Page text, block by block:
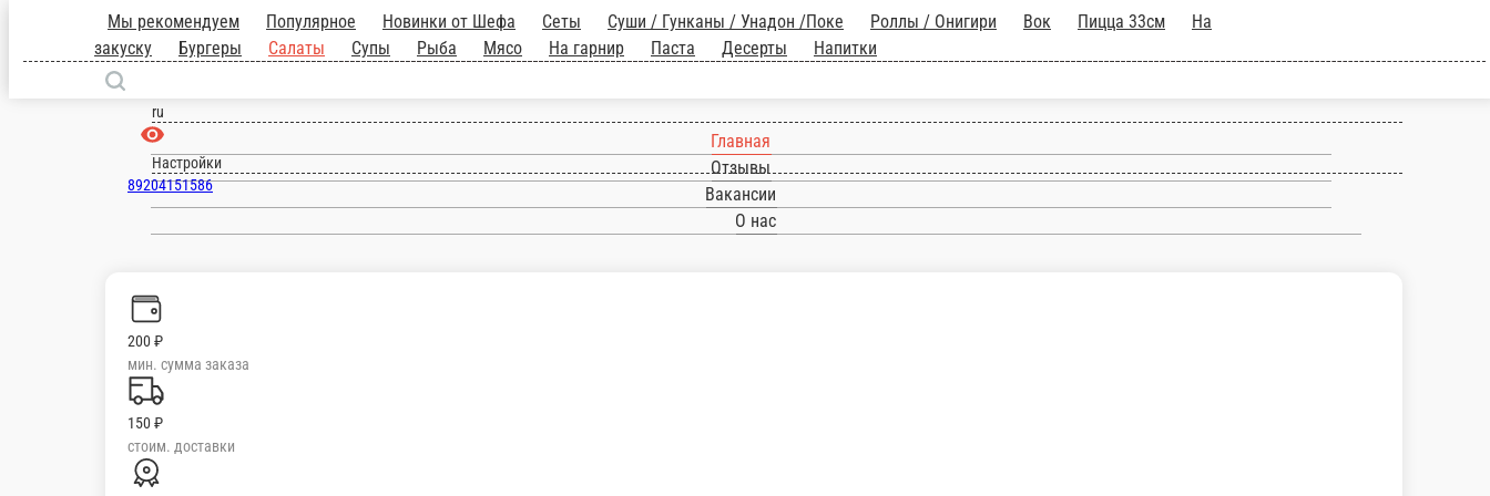
Нововоронеж
ru
Настройки
89204151586
Главная
Отзывы
Вакансии
О нас
200 ₽
мин. сумма заказа
150 ₽
стоим. доставки